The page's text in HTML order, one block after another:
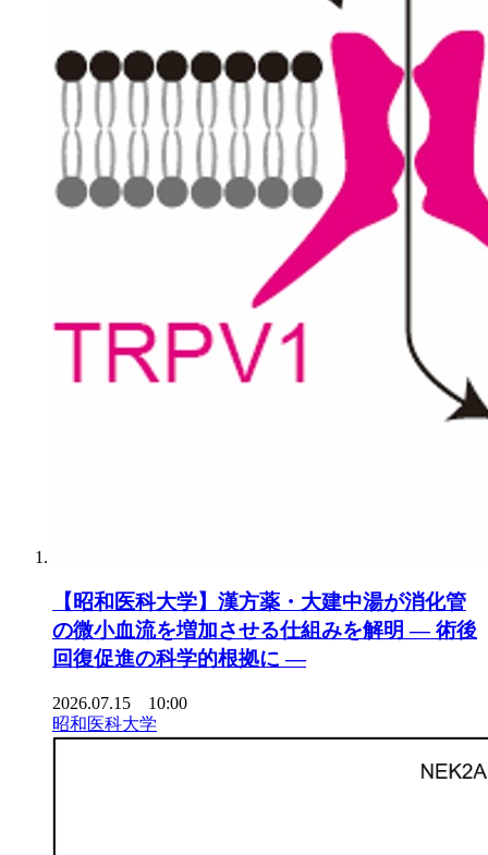
【昭和医科大学】漢方薬・大建中湯が消化管
の微小血流を増加させる仕組みを解明 ― 術後
回復促進の科学的根拠に ―
2026.07.15 10:00
昭和医科大学